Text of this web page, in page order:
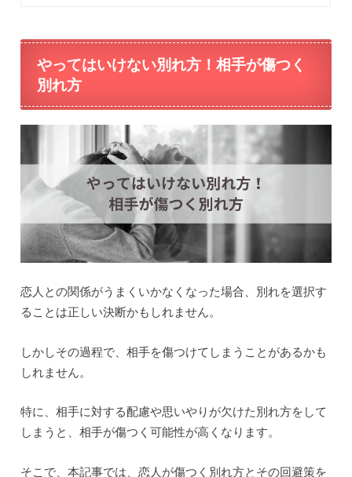
やってはいけない別れ方！相手が傷つく
別れ方
恋人との関係がうまくいかなくなった場合、別れを選択す
ることは正しい決断かもしれません。
しかしその過程で、相手を傷つけてしまうことがあるかも
しれません。
特に、相手に対する配慮や思いやりが欠けた別れ方をして
しまうと、相手が傷つく可能性が高くなります。
そこで、本記事では、恋人が傷つく別れ方とその回避策を